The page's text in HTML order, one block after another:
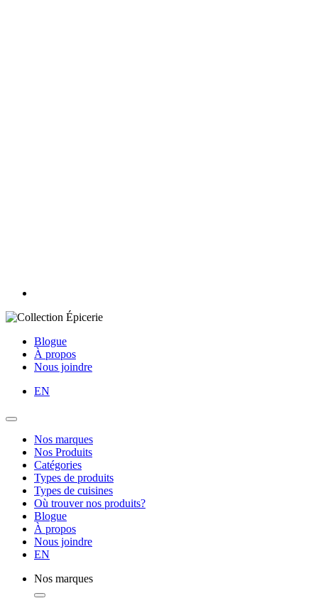
Blogue
À propos
Nous joindre
EN
Nos marques
Nos Produits
Catégories
Types de produits
Types de cuisines
Où trouver nos produits?
Blogue
À propos
Nous joindre
EN
Nos marques